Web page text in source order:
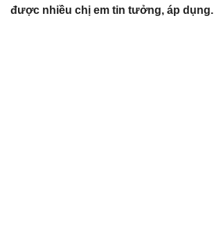
được nhiều chị em tin tưởng, áp dụng.